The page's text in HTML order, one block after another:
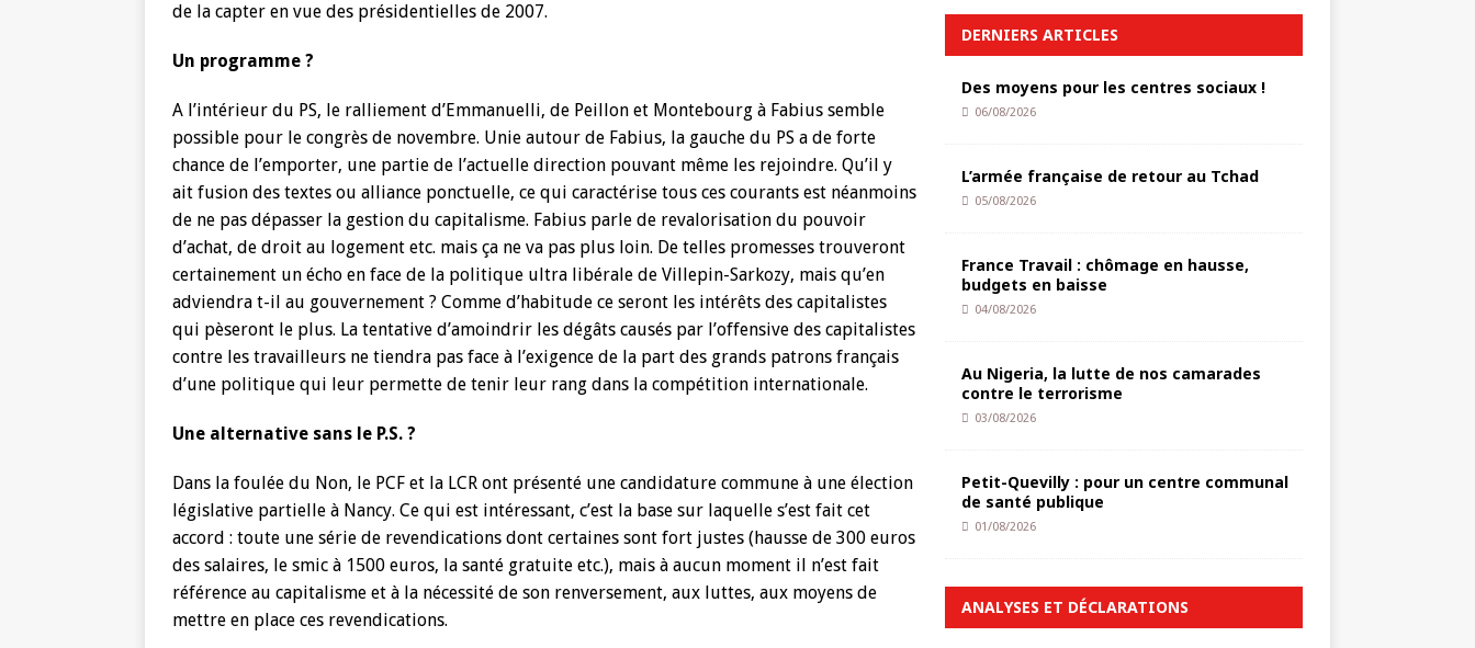
de la capter en vue des présidentielles de 2007.
Un programme ?
A l’intérieur du PS, le ralliement d’Emmanuelli, de Peillon et Montebourg à Fabius semble
possible pour le congrès de novembre. Unie autour de Fabius, la gauche du PS a de forte
chance de l’emporter, une partie de l’actuelle direction pouvant même les rejoindre. Qu’il y
ait fusion des textes ou alliance ponctuelle, ce qui caractérise tous ces courants est néanmoins
de ne pas dépasser la gestion du capitalisme. Fabius parle de revalorisation du pouvoir
d’achat, de droit au logement etc. mais ça ne va pas plus loin. De telles promesses trouveront
certainement un écho en face de la politique ultra libérale de Villepin-Sarkozy, mais qu’en
adviendra t-il au gouvernement ? Comme d’habitude ce seront les intérêts des capitalistes
qui pèseront le plus. La tentative d’amoindrir les dégâts causés par l’offensive des capitalistes
contre les travailleurs ne tiendra pas face à l’exigence de la part des grands patrons français
d’une politique qui leur permette de tenir leur rang dans la compétition internationale.
Une alternative sans le P.S. ?
Dans la foulée du Non, le PCF et la LCR ont présenté une candidature commune à une élection
législative partielle à Nancy. Ce qui est intéressant, c’est la base sur laquelle s’est fait cet
accord : toute une série de revendications dont certaines sont fort justes (hausse de 300 euros
des salaires, le smic à 1500 euros, la santé gratuite etc.), mais à aucun moment il n’est fait
référence au capitalisme et à la nécessité de son renversement, aux luttes, aux moyens de
mettre en place ces revendications.
DERNIERS ARTICLES
Des moyens pour les centres sociaux !
06/08/2026
L’armée française de retour au Tchad
05/08/2026
France Travail : chômage en hausse,
budgets en baisse
04/08/2026
Au Nigeria, la lutte de nos camarades
contre le terrorisme
03/08/2026
Petit-Quevilly : pour un centre communal
de santé publique
01/08/2026
ANALYSES ET DÉCLARATIONS